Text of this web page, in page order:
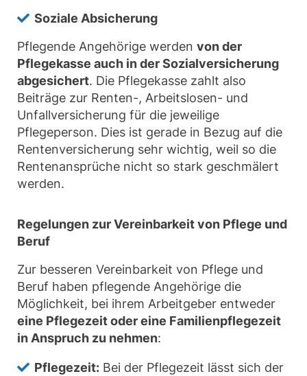
Soziale Absicherung
Pflegende Angehörige werden von der
Pflegekasse auch in der Sozialversicherung
abgesichert. Die Pflegekasse zahlt also
Beiträge zur Renten-, Arbeitslosen- und
Unfallversicherung für die jeweilige
Pflegeperson. Dies ist gerade in Bezug auf die
Rentenversicherung sehr wichtig, weil so die
Rentenansprüche nicht so stark geschmälert
werden.
Regelungen zur Vereinbarkeit von Pflege und
Beruf
Zur besseren Vereinbarkeit von Pflege und
Beruf haben pflegende Angehörige die
Möglichkeit, bei ihrem Arbeitgeber entweder
eine Pflegezeit oder eine Familienpflegezeit
in Anspruch zu nehmen:
Pflegezeit: Bei der Pflegezeit lässt sich der